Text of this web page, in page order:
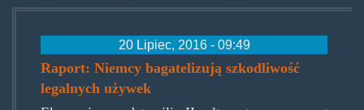
20 Lipiec, 2016 - 09:49
Raport: Niemcy bagatelizują szkodliwość
legalnych używek